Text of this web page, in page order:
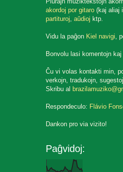
akordoj por gitaro (kaj aliaj
partituroj,aŭdioj ktp.
Vidu la paĝon Kiel navigi,
Bonvolu lasi komentojn
Ĉu vi volas kontakti min,
verkojn, tradukojn,
Skribu al
Respondeculo: Flávio
Dankon pro via vizito!
Paĝvidoj: